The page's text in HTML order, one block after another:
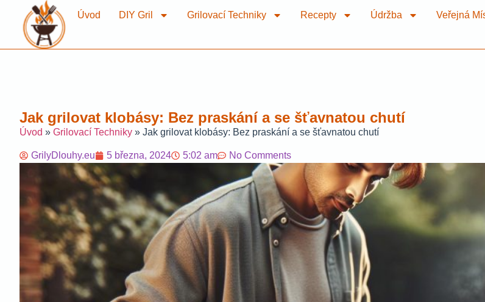
Úvod DIY Gril Grilovací Techniky Recepty Údržba Veřejná
Jak grilovat klobásy: Bez praskání a se šťavnatou chutí
Úvod » Grilovací Techniky » Jak grilovat klobásy: Bez praskání a se šťavnatou chutí
GrilyDlouhy.eu 5 března, 2024 5:02 am No Comments